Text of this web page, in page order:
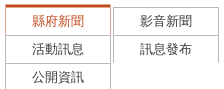
縣府新聞
影音新聞
活動訊息
訊息發布
公開資訊